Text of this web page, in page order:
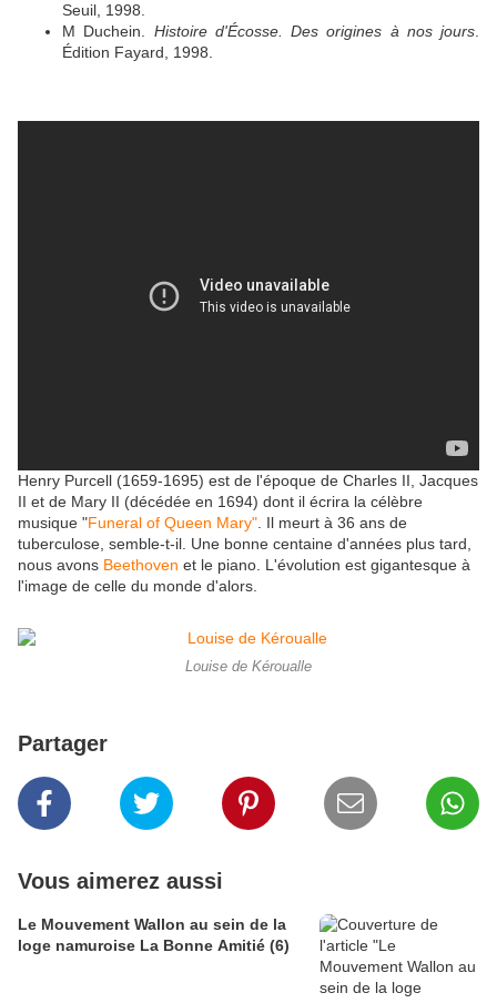
Seuil, 1998.
M Duchein. Histoire d'Écosse. Des origines à nos jours.
Édition Fayard, 1998.
Henry Purcell (1659-1695) est de l'époque de Charles II, Jacques
II et de Mary II (décédée en 1694) dont il écrira la célèbre
musique "Funeral of Queen Mary". Il meurt à 36 ans de
tuberculose, semble-t-il. Une bonne centaine d'années plus tard,
nous avons Beethoven et le piano. L'évolution est gigantesque à
l'image de celle du monde d'alors.
Louise de Kéroualle
Partager
Vous aimerez aussi
Le Mouvement Wallon au sein de la
loge namuroise La Bonne Amitié (6)